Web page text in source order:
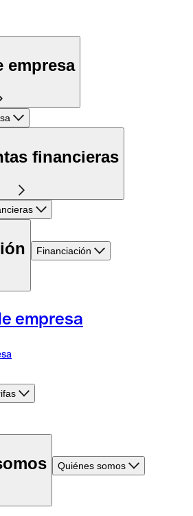
empresa
financieras
Financiación
empresa
Quiénes somos